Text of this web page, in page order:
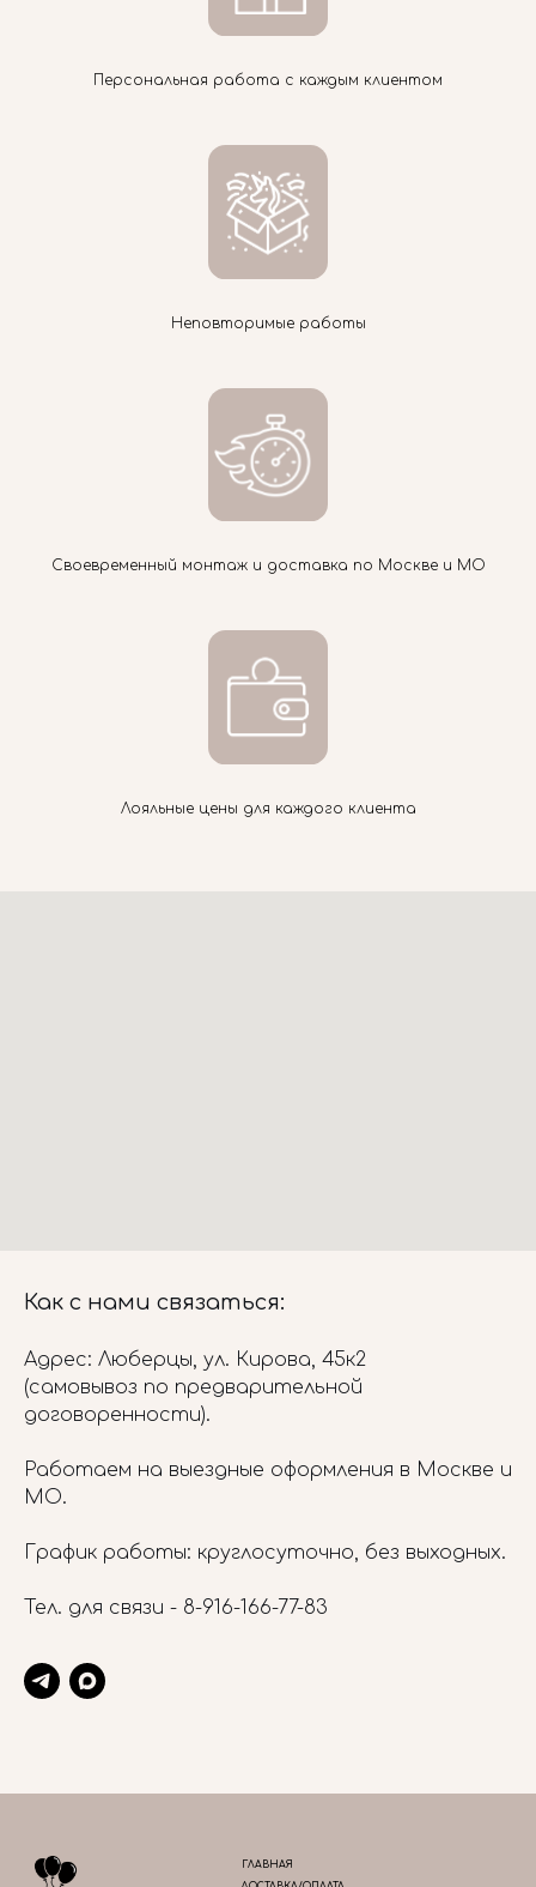
Персональная работа с каждым клиентом
Неповторимые работы
Своевременный монтаж и доставка по Москве и МО
Лояльные цены для каждого клиента
Как с нами связаться:
Адрес: Люберцы, ул. Кирова, 45к2
(самовывоз по предварительной
договоренности).
Работаем на выездные оформления в Москве и
МО.
График работы: круглосуточно, без выходных.
Тел. для связи - 8-916-166-77-83
ГЛАВНАЯ